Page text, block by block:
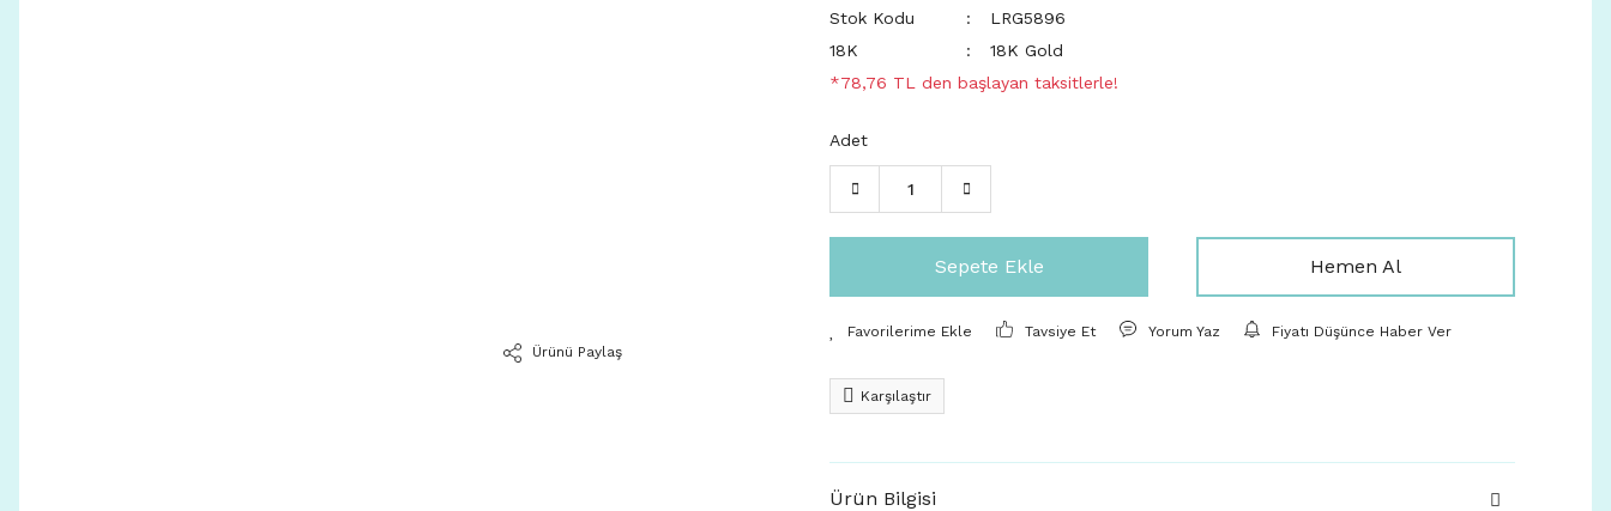
Ürünü Paylaş
Stok Kodu
LRG5896
18K
18K Gold
*78,76 TL den başlayan taksitlerle!
Adet
Sepete Ekle Hemen Al
Tavsiye Et Yorum Yaz Fiyatı Düşünce Haber Ver
Karşılaştır
Ürün Bilgisi